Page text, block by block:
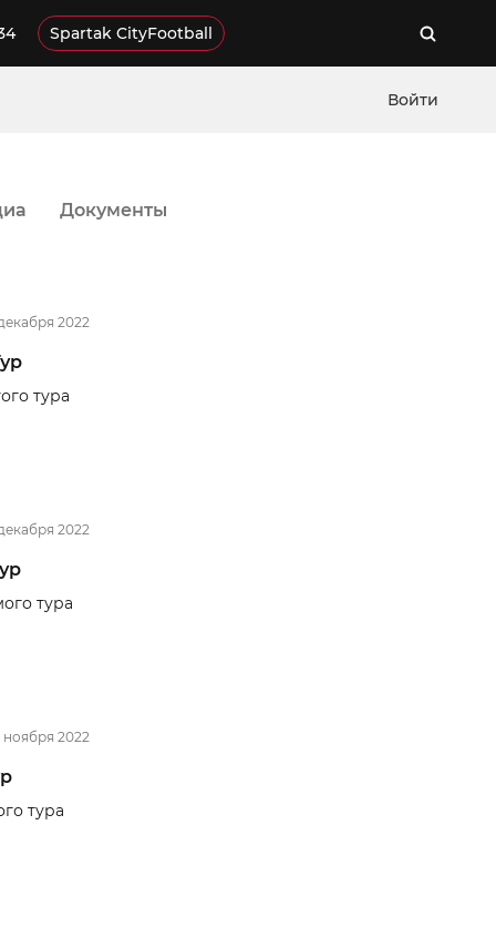
Spartak CityFootball
Войти
Документы
2022
тура
2022
тура
ноября 2022
тура